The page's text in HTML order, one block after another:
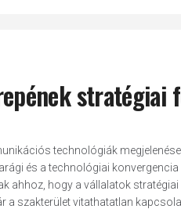
stratégiai
technológiák
és a technológiai
ahhoz, hogy a vállalatok
a szakterület vitathatatlan